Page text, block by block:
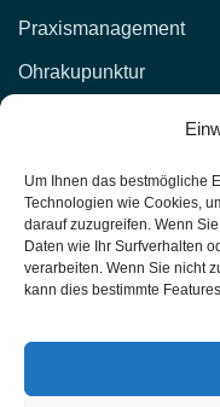
Um Ihnen das bestmögliche
Technologien wie Cookies,
darauf zuzugreifen. Wenn
Daten wie Ihr Surfverhalten
verarbeiten. Wenn Sie nicht
kann dies bestimmte
Praxismanagement
Ohrakupunktur
(02 12) 1 00 51,
(02 12) 4 27 11 (Fax)
Unterrichtsräume: